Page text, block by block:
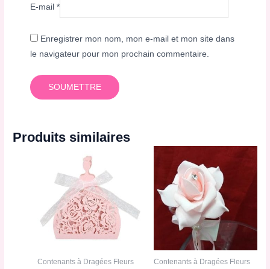
E-mail*
Enregistrer mon nom, mon e-mail et mon site dans
le navigateur pour mon prochain commentaire.
Produits similaires
Contenants à Dragées Fleurs Contenants à Dragées Fleurs